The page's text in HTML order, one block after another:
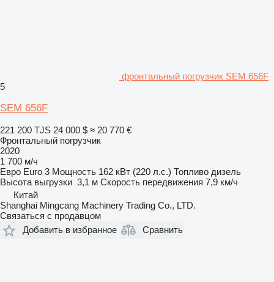
фронтальный погрузчик SEM 656F
5
SEM 656F
221 200 TJS 24 000 $ ≈ 20 770 €
Фронтальный погрузчик
2020
1 700 м/ч
Евро Euro 3 Мощность 162 кВт (220 л.с.) Топливо дизель
Высота выгрузки 3,1 м Скорость передвижения 7,9 км/ч
Китай
Shanghai Mingcang Machinery Trading Co., LTD.
Связаться с продавцом
Добавить в избранное
Сравнить